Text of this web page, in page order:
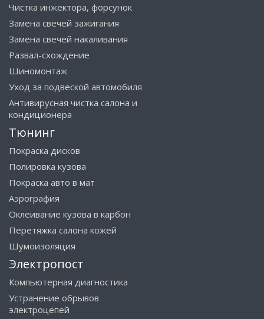
Чистка инжектора, форсунок
Замена свечей зажигания
Замена свечей накаливания
Развал-схождение
Шиномонтаж
Уход за подвеской автомобиля
Антивирусная чистка салона и
кондиционера
Тюнинг
Покраска дисков
Полировка кузова
Покраска авто в мат
Аэрография
Оклеивание кузова в карбон
Перетяжка салона кожей
Шумоизоляция
Электропост
Компьютерная диагностика
Устранение обрывов
электроцепей